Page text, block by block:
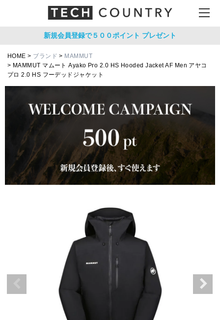
新規会員登録で５００ポイント プレゼント
HOME ブランド
MAMMUT
MAMMUT マムート Ayako Pro 2.0 HS Hooded Jacket AF Men アヤコ
プロ 2.0 HS フーデッドジャケット